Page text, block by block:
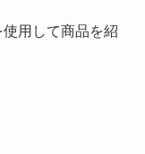
用して商品を紹